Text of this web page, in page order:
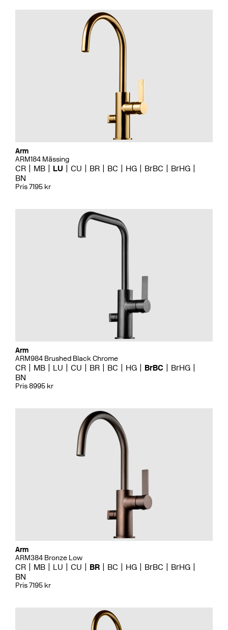
Arm
ARM184 Mässing
CR MB LU CU BR BC HG BrBC
BrHG
BN
Pris 7195 kr
Arm
ARM984 Brushed Black Chrome
CR MB LU CU BR BC HG BrBC
BrHG
BN
Pris 8995 kr
Arm
ARM384 Bronze Low
CR MB LU CU BR BC HG BrBC
BrHG
BN
Pris 7195 kr